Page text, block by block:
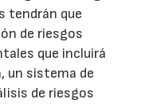
tendrán que
de riesgos
que incluirá
un sistema de
de riesgos